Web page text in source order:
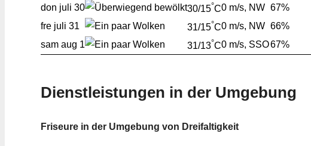
don juli 30 30/15°C0 m/s, NW 67%
fre juli 31 31/15°C0 m/s, NW 66%
sam aug 1 31/13°C0 m/s, SSO67%
Dienstleistungen in der Umgebung
Friseure in der Umgebung von Dreifaltigkeit